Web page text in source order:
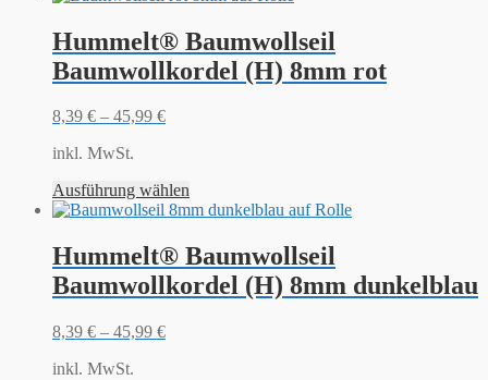
Hummelt® Baumwollseil
Baumwollkordel (H) 8mm rot
8,39 € – 45,99 €
inkl. MwSt.
Ausführung wählen
Hummelt® Baumwollseil
Baumwollkordel (H) 8mm dunkelblau
8,39 € – 45,99 €
inkl. MwSt.